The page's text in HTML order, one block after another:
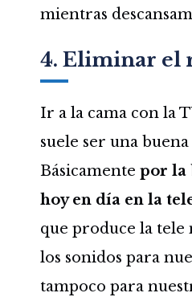
mientras
4. Eliminar el
Ir a la cama con la
suele ser una buena
Básicamente por la
hoy en día en la
que produce la tele
los sonidos para
tampoco para